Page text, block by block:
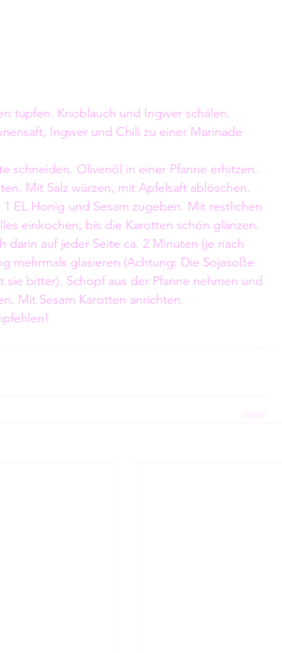
tupfen. Knoblauch und Ingwer schälen.
Ingwer und Chili zu einer Marinade
schneiden. Olivenöl in einer Pfanne erhitzen.
Mit Salz würzen, mit Apfelsaft ablöschen.
EL Honig und Sesam zugeben. Mit restlichen
einkochen, bis die Karotten schön glänzen.
darin auf jeder Seite ca. 2 Minuten (je nach
mehrmals glasieren (Achtung: Die Sojasoße
bitter). Schopf aus der Pfanne nehmen und
Mit Sesam Karotten anrichten.